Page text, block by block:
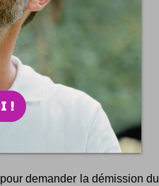
demander la démission du